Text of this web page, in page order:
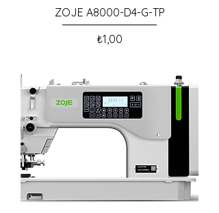
ZOJE A8000-D4-G-TP
Fiyat
₺1,00